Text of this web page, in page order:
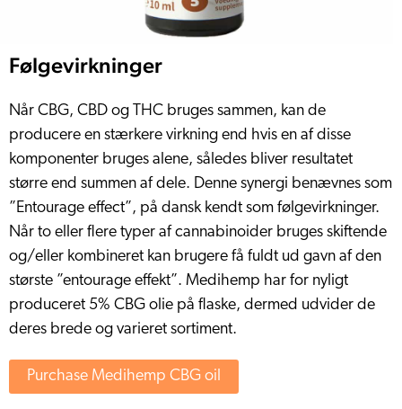
Følgevirkninger
Når CBG, CBD og THC bruges sammen, kan de
producere en stærkere virkning end hvis en af disse
komponenter bruges alene, således bliver resultatet
større end summen af dele. Denne synergi benævnes som
”Entourage effect”, på dansk kendt som følgevirkninger.
Når to eller flere typer af cannabinoider bruges skiftende
og/eller kombineret kan brugere få fuldt ud gavn af den
største ”entourage effekt”. Medihemp har for nyligt
produceret 5% CBG olie på flaske, dermed udvider de
deres brede og varieret sortiment.
Purchase Medihemp CBG oil